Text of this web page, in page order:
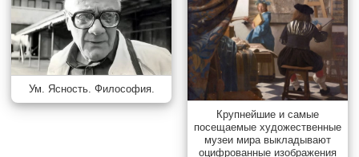
Ум. Ясность. Философия.
Крупнейшие и самые
посещаемые художественные
музеи мира выкладывают
оцифрованные изображения